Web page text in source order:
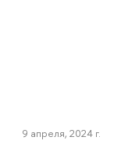
9 апреля, 2024 г.